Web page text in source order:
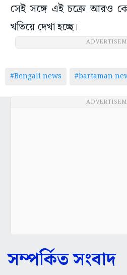
সেই সঙ্গে এই চক্রে আরও
খতিয়ে দেখা হচ্ছে।
#Bengali news #bartaman
সম্পর্কিত সংবাদ